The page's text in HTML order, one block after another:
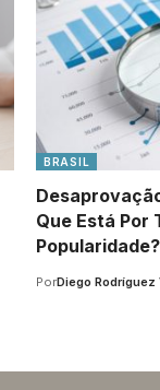
BRASIL
Que Está Por
Popularidade?
PorDiego Rodríguez